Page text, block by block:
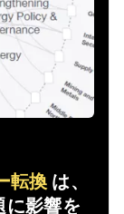
転換 は、
に影響を